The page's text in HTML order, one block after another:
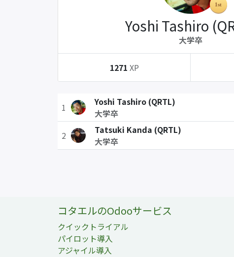
Yoshi Tashiro
大学卒
1271 XP
1
Yoshi Tashiro (QRTL)
大学卒
2
Tatsuki Kanda (QRTL)
大学卒
コタエルのOdooサービス
クイックトライアル
パイロット導入
アジャイル導入